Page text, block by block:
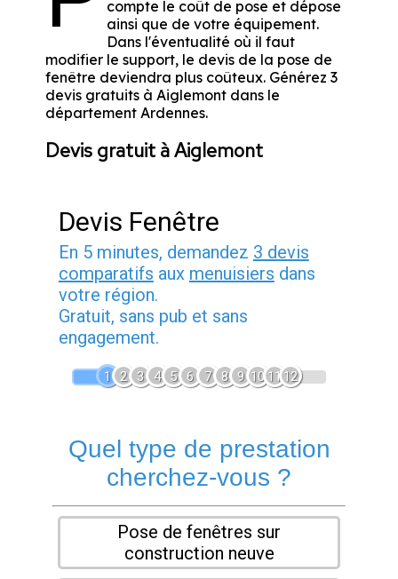
compte le coût de pose et dépose
ainsi que de votre équipement.
Dans l'éventualité où il faut
modifier le support, le devis de la pose de
fenêtre deviendra plus coûteux. Générez 3
devis gratuits à Aiglemont dans le
département Ardennes.
Devis gratuit à Aiglemont
Devis Fenêtre
En 5 minutes, demandez 3 devis
comparatifs aux menuisiers dans
votre région.
Gratuit, sans pub et sans
engagement.
1 2 3 4 5 6 7 8 9 1011 12
Quel type de prestation
cherchez-vous ?
Pose de fenêtres sur
construction neuve